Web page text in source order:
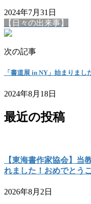
2024年7月31日
【日々の出来事】
次の記事
「書道展 in NY」始まりまし
2024年8月18日
最近の投稿
【東海書作家協会】当
れました！おめでとう
2026年8月2日